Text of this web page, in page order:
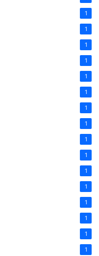
1
1
1
1
1
1
1
1
1
1
1
1
1
1
1
1